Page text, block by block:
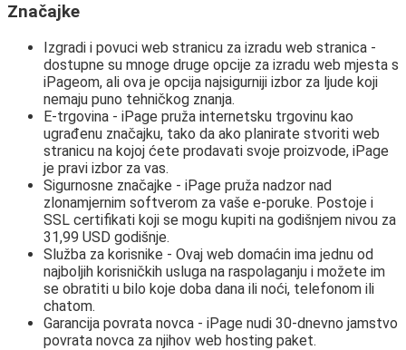
Značajke
Izgradi i povuci web stranicu za izradu web stranica -
dostupne su mnoge druge opcije za izradu web mjesta s
iPageom, ali ova je opcija najsigurniji izbor za ljude koji
nemaju puno tehničkog znanja.
E-trgovina - iPage pruža internetsku trgovinu kao
ugrađenu značajku, tako da ako planirate stvoriti web
stranicu na kojoj ćete prodavati svoje proizvode, iPage
je pravi izbor za vas.
Sigurnosne značajke - iPage pruža nadzor nad
zlonamjernim softverom za vaše e-poruke. Postoje i
SSL certifikati koji se mogu kupiti na godišnjem nivou za
31,99 USD godišnje.
Služba za korisnike - Ovaj web domaćin ima jednu od
najboljih korisničkih usluga na raspolaganju i možete im
se obratiti u bilo koje doba dana ili noći, telefonom ili
chatom.
Garancija povrata novca - iPage nudi 30-dnevno jamstvo
povrata novca za njihov web hosting paket.